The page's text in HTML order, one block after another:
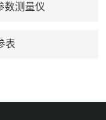
数测量仪
表